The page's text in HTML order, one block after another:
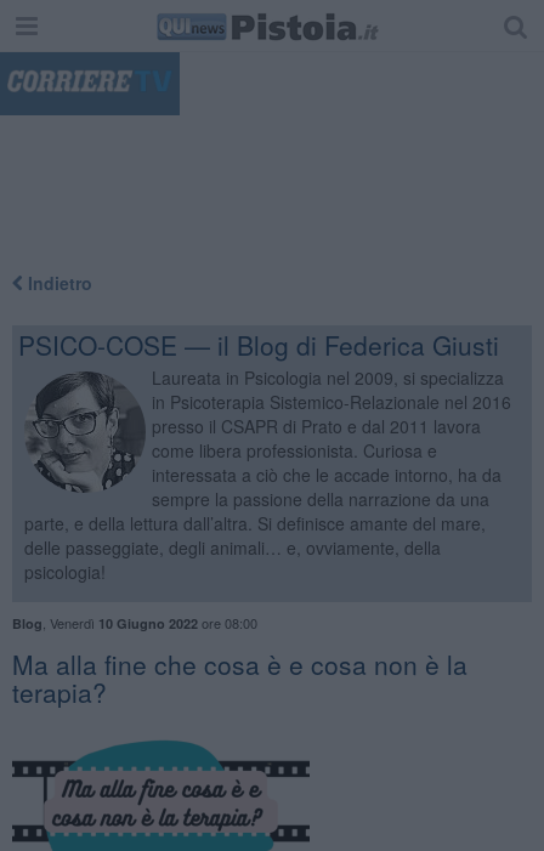
Indietro
PSICO-COSE — il Blog di Federica Giusti
Laureata in Psicologia nel 2009, si specializza
in Psicoterapia Sistemico-Relazionale nel 2016
presso il CSAPR di Prato e dal 2011 lavora
come libera professionista. Curiosa e
interessata a ciò che le accade intorno, ha da
sempre la passione della narrazione da una
parte, e della lettura dall’altra. Si definisce amante del mare,
delle passeggiate, degli animali… e, ovviamente, della
psicologia!
Blog Venerdì 10 Giugno 2022ore 08:00
​Ma alla fine che cosa è e cosa non è la
terapia?